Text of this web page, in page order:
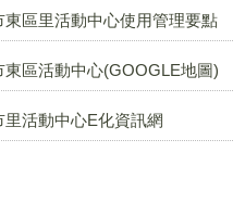
東區里活動中心使用管理要點
東區活動中心(GOOGLE地圖)
里活動中心E化資訊網